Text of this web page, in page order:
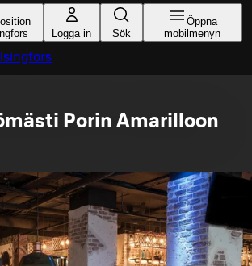
Logga in Sök
Öppna
mobilmenyn
Porin Amarilloon